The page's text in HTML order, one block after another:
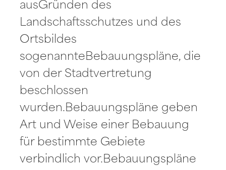
ausGründen des
Landschaftsschutzes und des
Ortsbildes
sogenannteBebauungspläne, die
von der Stadtvertretung
beschlossen
wurden.Bebauungspläne geben
Art und Weise einer Bebauung
für bestimmte Gebiete
verbindlich vor.Bebauungspläne